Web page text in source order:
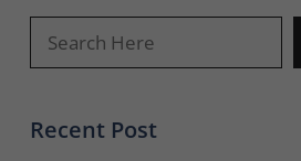
Recent Post